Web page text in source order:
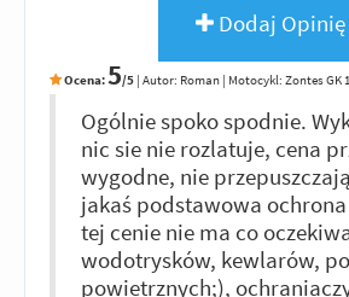
Dodaj Opinię
Ocena:5/5 | Autor: Roman | Motocykl: Zontes GK
Ogólnie spoko spodnie.
nic sie nie rozlatuje, cena
wygodne, nie
jakaś podstawowa
tej cenie nie ma co
wodotrysków, kewlarów,
powietrznych;),